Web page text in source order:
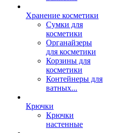
Хранение косметики
Сумки для
косметики
Органайзеры
для косметики
Корзины для
косметики
Контейнеры для
ватных...
Крючки
Крючки
настенные